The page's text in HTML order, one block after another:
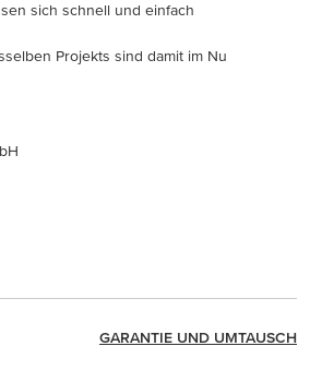
sich schnell und einfach
Projekts sind damit im Nu
GARANTIE UND UMTAUSCH